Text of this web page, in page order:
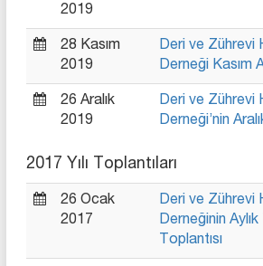
2019
28 Kasım
2019
Deri ve Zührevi
Derneği Kasım
26 Aralık
2019
Deri ve Zührevi
Derneği’nin
2017 Yılı Toplantıları
26 Ocak
2017
Deri ve Zührevi
Derneğinin
Toplantısı